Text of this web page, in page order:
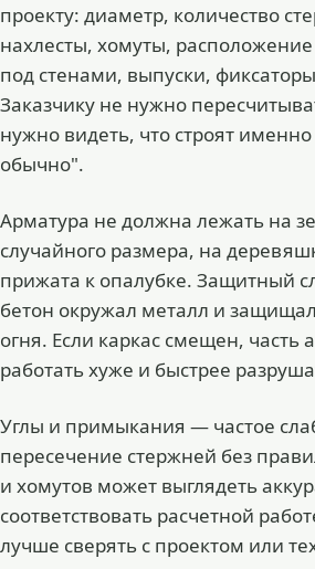
проекту: диаметр, количество
нахлесты, хомуты, расположение
под стенами, выпуски,
Заказчику не нужно
нужно видеть, что строят
обычно".
Арматура не должна лежать на
случайного размера, на
прижата к опалубке. Защитный
бетон окружал металл и
огня. Если каркас смещен, часть
работать хуже и быстрее
Углы и примыкания — частое
пересечение стержней без
и хомутов может выглядеть
соответствовать расчетной
лучше сверять с проектом или